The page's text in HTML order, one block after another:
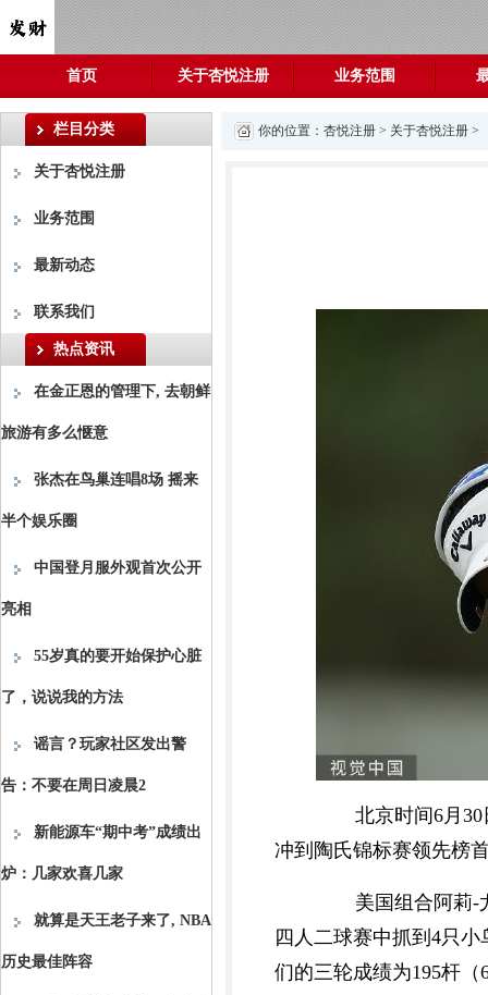
首页 关于杏悦注册 业务范围
栏目分类
关于杏悦注册
业务范围
最新动态
联系我们
热点资讯
在金正恩的管理下, 去朝鲜
旅游有多么惬意
张杰在鸟巢连唱8场 摇来
半个娱乐圈
中国登月服外观首次公开
亮相
55岁真的要开始保护心脏
了，说说我的方法
谣言？玩家社区发出警
告：不要在周日凌晨2
新能源车“期中考”成绩出
炉：几家欢喜几家
就算是天王老子来了, NBA
历史最佳阵容
你的位置： 杏悦注册 > 关于杏悦注册 >
北京时间6月30日
冲到陶氏锦标赛领先榜
美国组合阿莉-尤
四人二球赛中抓到4只
们的三轮成绩为195杆（